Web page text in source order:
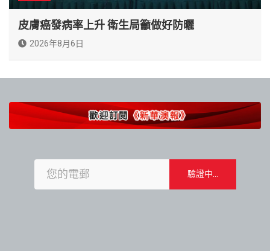
皮膚癌發病率上升 衛生局籲做好防曬
2026年8月6日